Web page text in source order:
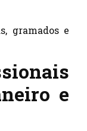
gramados e
e